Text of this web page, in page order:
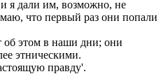
я дали им, возможно, не
что первый раз они попали
об этом в наши дни; они
этническими.
правду'.